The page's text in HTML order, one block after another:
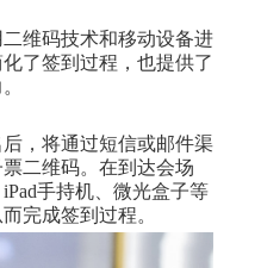
维码技术和移动设备进
了签到过程，也提供了
，将通过短信或邮件渠
二维码。在到达会场
手持机、微光盒子等
完成签到过程。